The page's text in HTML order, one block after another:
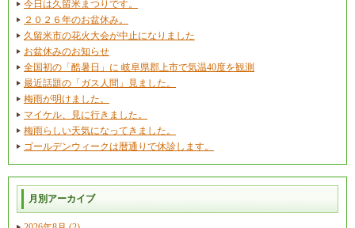
今日は久留米まつりです。
２０２６年のお盆休み。
久留米市の花火大会が中止になりました
お盆休みのお知らせ
全国初の「酷暑日」に 岐阜県郡上市で気温40度を観測
最近話題の「ガス人間」見ました。
梅雨が明けました。
マイケル、見に行きました。
梅雨らしい天気になってきました。
ゴールデンウィークは暦通りで休診します。
月別アーカイブ